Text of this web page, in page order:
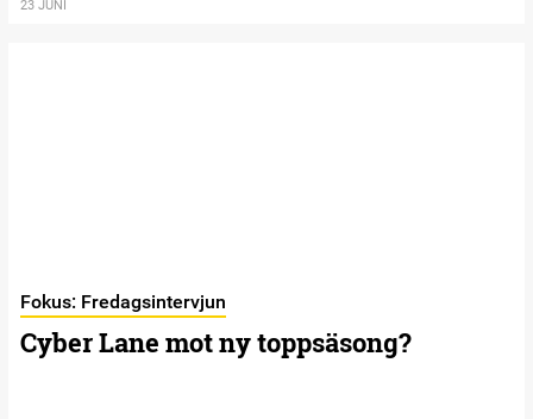
23 JUNI
Fokus: Fredagsintervjun
Cyber Lane mot ny toppsäsong?